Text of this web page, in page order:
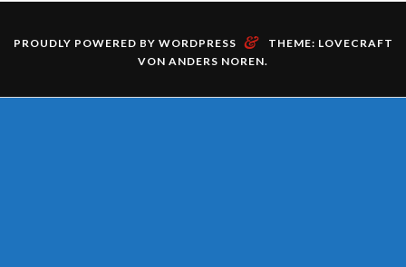
PROUDLY POWERED BY WORDPRESS &
THEME: LOVECRAFT
VON ANDERS NOREN.